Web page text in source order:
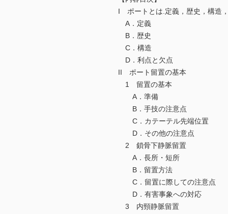
I ポートとは.定義，歴史，構造
A．定義
B．歴史
C．構造
D．利点と欠点
II ポート留置の基本
1 留置の基本
A．準備
B．手技の注意点
C．カテーテル先端位置
D．その他の注意点
2 鎖骨下静脈留置
A．長所・短所
B．留置方法
C．留置に際しての注意点
D．有害事象への対応
3 内頸静脈留置